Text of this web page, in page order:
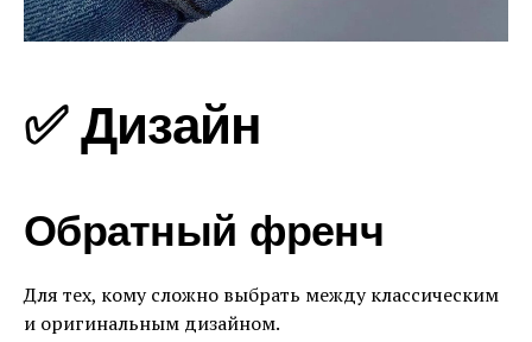
✅ Дизайн
Обратный френч
Для тех, кому сложно выбрать между классическим
и оригинальным дизайном.